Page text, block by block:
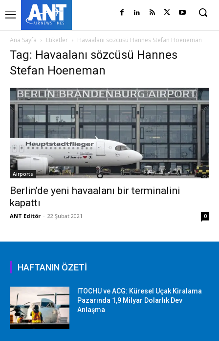
Ana Sayfa Etiketler Havaalanı sözcüsü Hannes Stefan Hoeneman
Tag: Havaalanı sözcüsü Hannes
Stefan Hoeneman
Airports
Berlin’de yeni havaalanı bir terminalini
kapattı
ANT Editör - 22 Şubat 2021 0
HAFTANIN ÖZETİ
ITOCHU ve ACG: Küresel Uçak Kiralama
Pazarında 1,9 Milyar Dolarlık Dev
Anlaşma